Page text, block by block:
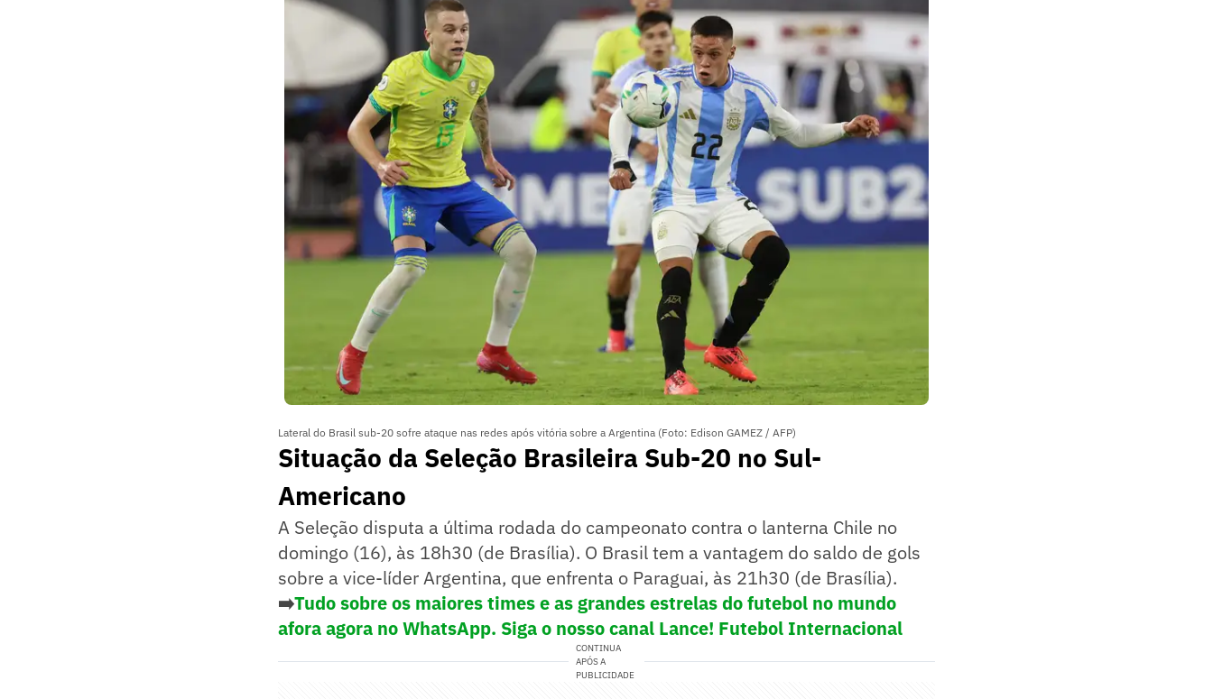
Lateral do Brasil sub-20 sofre ataque nas redes após vitória sobre a Argentina (Foto: Edison GAMEZ / AFP)
Situação da Seleção Brasileira Sub-20 no Sul-
Americano
A Seleção disputa a última rodada do campeonato contra o lanterna Chile no
domingo (16), às 18h30 (de Brasília). O Brasil tem a vantagem do saldo de gols
sobre a vice-líder Argentina, que enfrenta o Paraguai, às 21h30 (de Brasília).
➡️Tudo sobre os maiores times e as grandes estrelas do futebol no mundo
afora agora no WhatsApp. Siga o nosso canal Lance! Futebol Internacional
CONTINUA
APÓS A
PUBLICIDADE